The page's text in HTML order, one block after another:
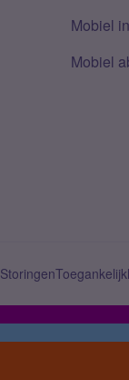
Mobiel
Mobiel
Storingen